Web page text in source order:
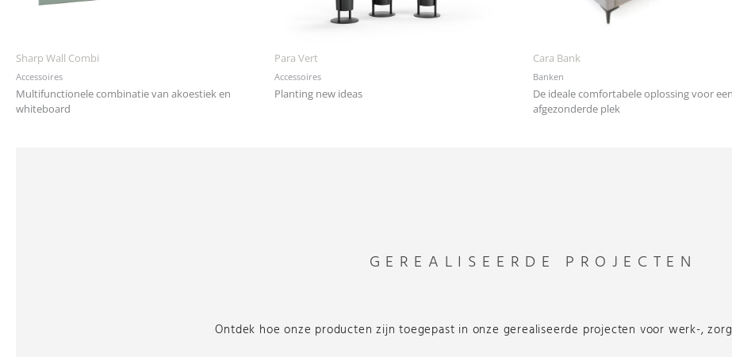
Sharp Wall Combi
Accessoires
Multifunctionele combinatie van akoestiek en
whiteboard
Para Vert
Accessoires
Planting new ideas
Cara Bank
Banken
De ideale comfortabele oplossing voor
afgezonderde plek
GEREALISEERDE PROJECTEN
Ontdek hoe onze producten zijn toegepast in onze gerealiseerde projecten voor werk-,